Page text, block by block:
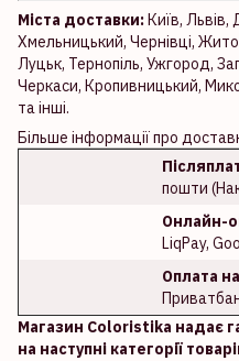
Міста доставки: Київ, Львів,
Хмельницький, Чернівці,
Луцьк, Тернопіль, Ужгород,
Черкаси, Кропивницький,
та інші.
Більше інформації про
пошти
Онлайн-
LiqPay,
Оплата
Магазин Coloristika надає
на наступні категорії